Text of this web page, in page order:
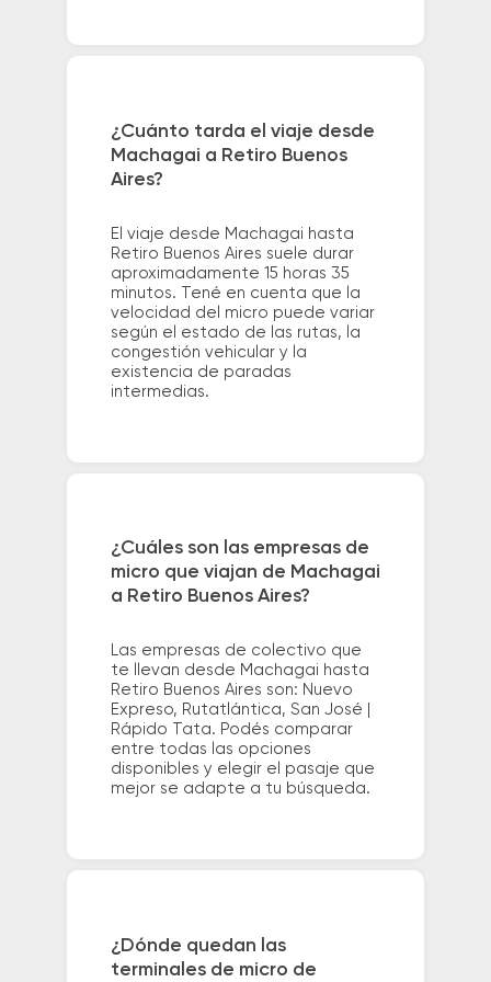
¿Cuánto tarda el viaje desde
Machagai a Retiro Buenos
Aires?
El viaje desde Machagai hasta
Retiro Buenos Aires suele durar
aproximadamente 15 horas 35
minutos. Tené en cuenta que la
velocidad del micro puede variar
según el estado de las rutas, la
congestión vehicular y la
existencia de paradas
intermedias.
¿Cuáles son las empresas de
micro que viajan de Machagai
a Retiro Buenos Aires?
Las empresas de colectivo que
te llevan desde Machagai hasta
Retiro Buenos Aires son: Nuevo
Expreso, Rutatlántica, San José |
Rápido Tata. Podés comparar
entre todas las opciones
disponibles y elegir el pasaje que
mejor se adapte a tu búsqueda.
¿Dónde quedan las
terminales de micro de